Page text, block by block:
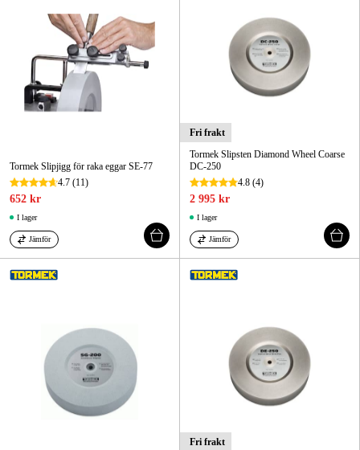
Tormek Slipjigg för raka eggar SE-77
4.7 (11)
652 kr
I lager
Jämför
Fri frakt
Tormek Slipsten Diamond Wheel Coarse
DC-250
4.8 (4)
2 995 kr
I lager
Jämför
Fri frakt